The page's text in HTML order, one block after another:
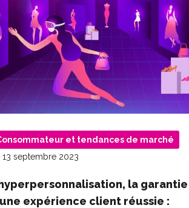
et tendances de marché
13 septembre 2023
la garantie
expérience client réussie :